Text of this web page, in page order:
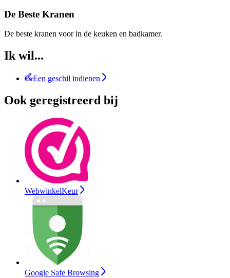
De Beste Kranen
De beste kranen voor in de keuken en badkamer.
Ik wil...
Een geschil indienen
Ook geregistreerd bij
WebwinkelKeur
Google Safe Browsing